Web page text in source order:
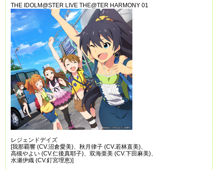
THE IDOLM@STER LIVE THE@TER HARMONY 01
レジェンドデイズ
[我那覇響(CV.沼倉愛美)、秋月律子(CV.若林直美)、
高槻やよい(CV.仁後真耶子)、双海亜美(CV.下田麻美)、
水瀬伊織(CV.釘宮理恵)]